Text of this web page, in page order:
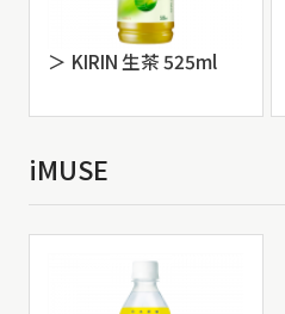
KIRIN 生茶 525ml
iMUSE